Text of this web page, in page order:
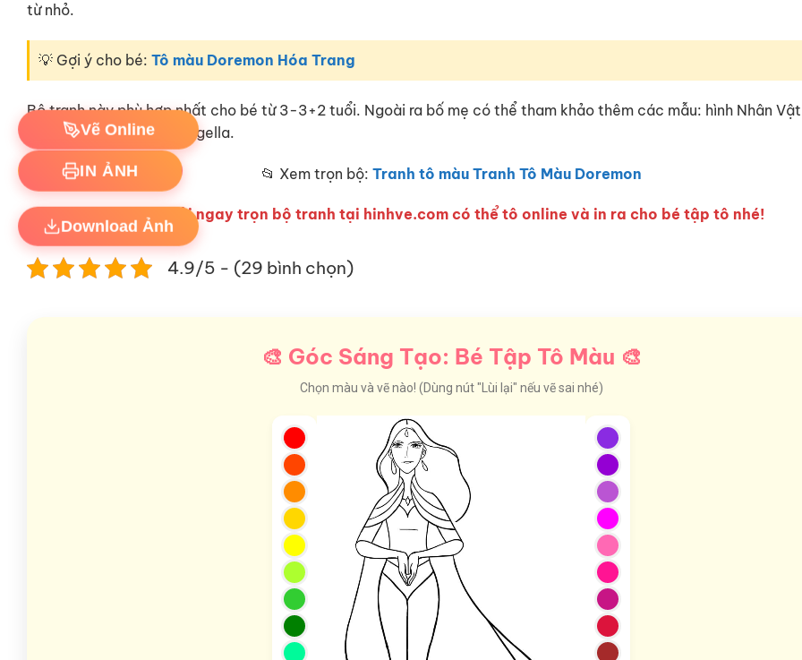
từ nhỏ.
💡 Gợi ý cho bé: Tô màu Doremon Hóa Trang
Bộ tranh này phù hợp nhất cho bé từ 3-3+2 tuổi. Ngoài ra bố mẹ có thể tham khảo thêm các mẫu: hình Nhân
đẹp, tập tô Nhân Vật Angella.
📂 Xem trọn bộ: Tranh tô màu Tranh Tô Màu Doremon
Hãy tải ngay trọn bộ tranh tại hinhve.com có thể tô online và in ra cho bé tập tô nhé!
4.9/5 - (29 bình chọn)
🎨 Góc Sáng Tạo: Bé Tập Tô Màu 🎨
Chọn màu và vẽ nào! (Dùng nút "Lùi lại" nếu vẽ sai nhé)
IN ẢNH
Download Ảnh